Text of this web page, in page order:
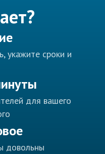
укажите сроки и
для вашего
довольны